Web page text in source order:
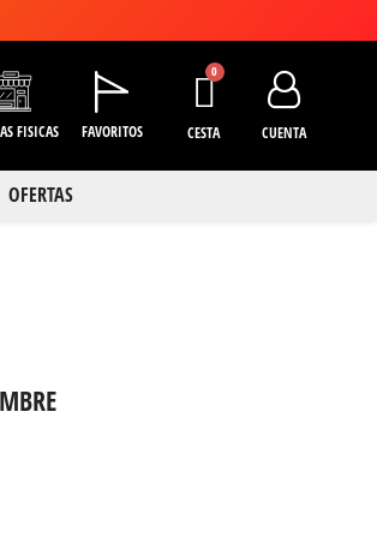
FISICAS FAVORITOS CESTA CUENTA
OFERTAS